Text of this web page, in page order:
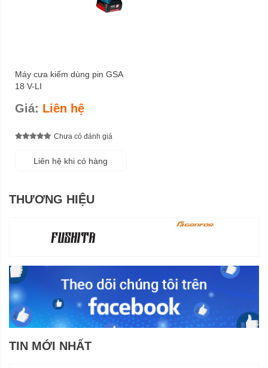
Máy cưa kiếm dùng pin GSA
18 V-LI
Giá: Liên hệ
Chưa có đánh giá
Liên hệ khi có hàng
THƯƠNG HIỆU
TIN MỚI NHẤT